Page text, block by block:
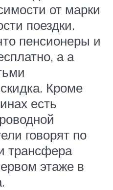
от марки
поездки.
пенсионеры и
а а
Кроме
есть
говорят по
трансфера
этаже в